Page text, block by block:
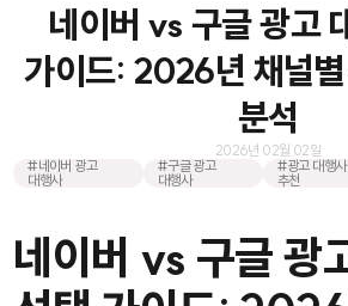
네이버 vs 구글 광고
가이드: 2026년 채널
분석
2026년 02월 02일
#네이버 광고
대행사
#구글 광고
대행사
#광고 대행사
추천
네이버 vs 구글 광